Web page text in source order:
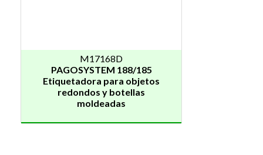
M17168D
PAGOSYSTEM 188/185
Etiquetadora para objetos
redondos y botellas
moldeadas